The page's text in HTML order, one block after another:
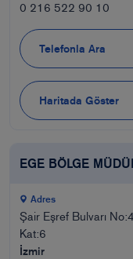
0 216 522 90 10
Telefonla Ara
Haritada Göster
EGE BÖLGE
Adres
Şair Eşref Bulvarı
Kat:6
İzmir